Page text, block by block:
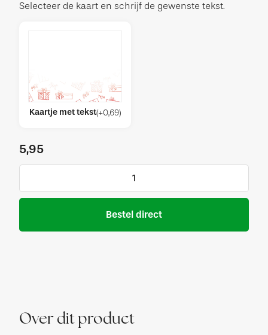
Selecteer de kaart en schrijf de gewenste tekst.
Kaartje met tekst(+0,69)
5,95
Bestel direct
Over dit product